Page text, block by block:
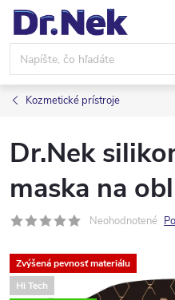
Prejsť
obsah
Kozmetické prístroje
Dr.Nek
maska na
Neohodnotené
Zvýšená pevnosť materiálu
Hi Tech